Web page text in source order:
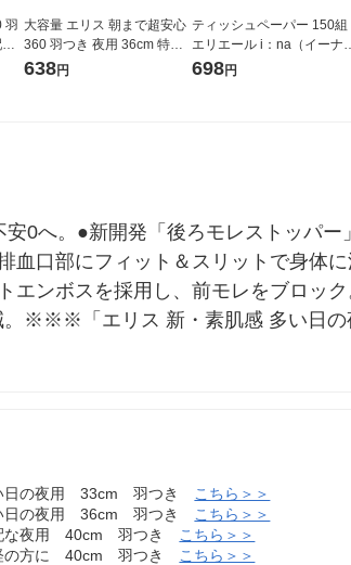
羽 大容量 エリス 朝まで超安心
360 羽つき 夜用 36cm 特に
多い日の夜用 ナプキン 1個
638円
ティッシュペーパー 150組
エリエール i：na（イーナ
ソフトパックティシュー 1パ
698円
0へ。●新開発「後ろモレストッパー
血口部にフィット＆スリットで身体
エンボスを採用し、前モレをブロッ
。※※※「エリス 新・素肌感 多い日の
日の夜用 33cm 羽つき こちら＞＞
日の夜用 36cm 羽つき こちら＞＞
な夜用 40cm 羽つき こちら＞＞
の方に 40cm 羽つき こちら＞＞